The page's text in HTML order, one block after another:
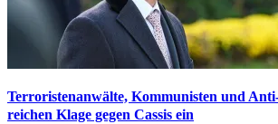
Terroristenanwälte, Kommunisten und
reichen Klage gegen Cassis ein